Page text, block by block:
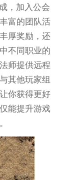
，加入公会
富的团队活
厚奖励，还
不同职业的
师提供远程
其他玩家组
你获得更好
能提升游戏